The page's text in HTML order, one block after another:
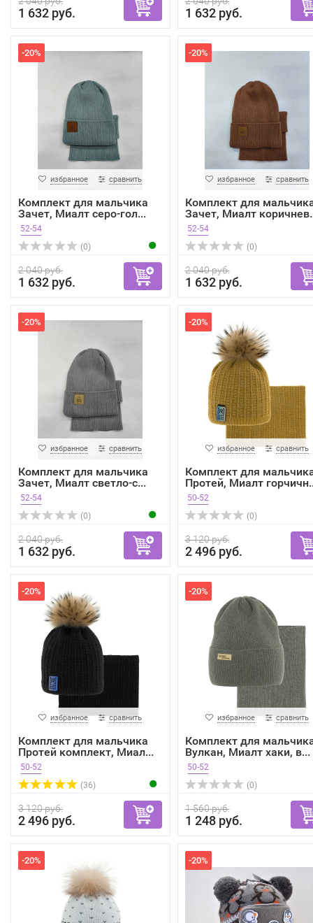
1 632 руб. 1 632 руб.
-20%
избранное сравнить
Комплект для мальчика
Зачет, Миалт серо-гол...
52-54
(0)
2 040 руб.
1 632 руб.
-20%
избранное сравнить
Комплект для
Зачет, Миалт
52-54
(0)
2 040 руб.
1 632 руб.
-20%
избранное сравнить
Комплект для мальчика
Зачет, Миалт светло-с...
52-54
(0)
2 040 руб.
1 632 руб.
-20%
избранное сравнить
Комплект для
Протей, Миалт
50-52
(0)
3 120 руб.
2 496 руб.
-20%
избранное сравнить
Комплект для мальчика
Протей комплект, Миал...
50-52
(36)
3 120 руб.
2 496 руб.
-20%
избранное сравнить
Комплект для
Вулкан, Миалт хаки, в...
50-52
(0)
1 560 руб.
1 248 руб.
-20% -20%